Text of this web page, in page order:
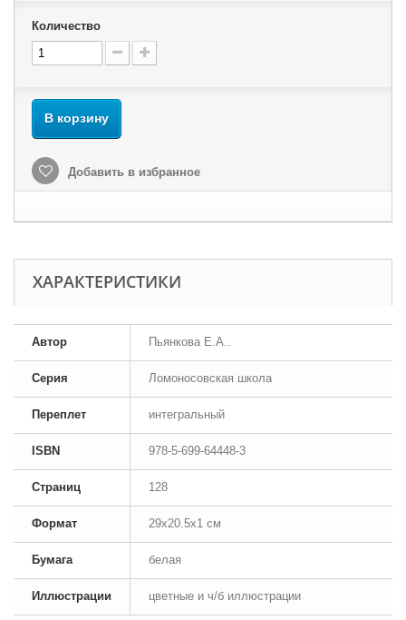
Количество
В корзину
Добавить в избранное
ХАРАКТЕРИСТИКИ
Автор Пьянкова Е.А..
Серия Ломоносовская школа
Переплет интегральный
ISBN 978-5-699-64448-3
Страниц 128
Формат 29x20.5x1 см
Бумага белая
Иллюстрации цветные и ч/б иллюстрации